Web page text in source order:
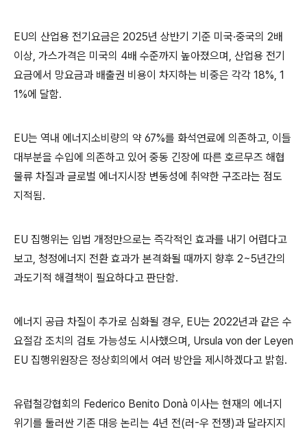
EU의 산업용 전기요금은 2025년 상반기 기준 미국·중국의 2배
이상, 가스가격은 미국의 4배 수준까지 높아졌으며, 산업용 전기
요금에서 망요금과 배출권 비용이 차지하는 비중은 각각 18%, 1
1%에 달함.
EU는 역내 에너지소비량의 약 67%를 화석연료에 의존하고, 이들
대부분을 수입에 의존하고 있어 중동 긴장에 따른 호르무즈 해협
물류 차질과 글로벌 에너지시장 변동성에 취약한 구조라는 점도
지적됨.
EU 집행위는 입법 개정만으로는 즉각적인 효과를 내기 어렵다고
보고, 청정에너지 전환 효과가 본격화될 때까지 향후 2~5년간의
과도기적 해결책이 필요하다고 판단함.
에너지 공급 차질이 추가로 심화될 경우, EU는 2022년과 같은 수
요절감 조치의 검토 가능성도 시사했으며, Ursula von der Leyen
EU 집행위원장은 정상회의에서 여러 방안을 제시하겠다고 밝힘.
유럽철강협회의 Federico Benito Donà 이사는 현재의 에너지
위기를 둘러싼 기존 대응 논리는 4년 전(러-우 전쟁)과 달라지지